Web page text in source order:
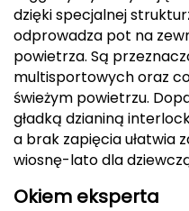
Deuter
Dolomite
E
EISBAR
ENERO
dzięki specjalnej
odprowadza pot na
powietrza. Są
multisportowych oraz
świeżym powietrzu.
gładką dzianiną
a brak zapięcia ułatwia
wiosnę-lato dla
Okiem eksperta